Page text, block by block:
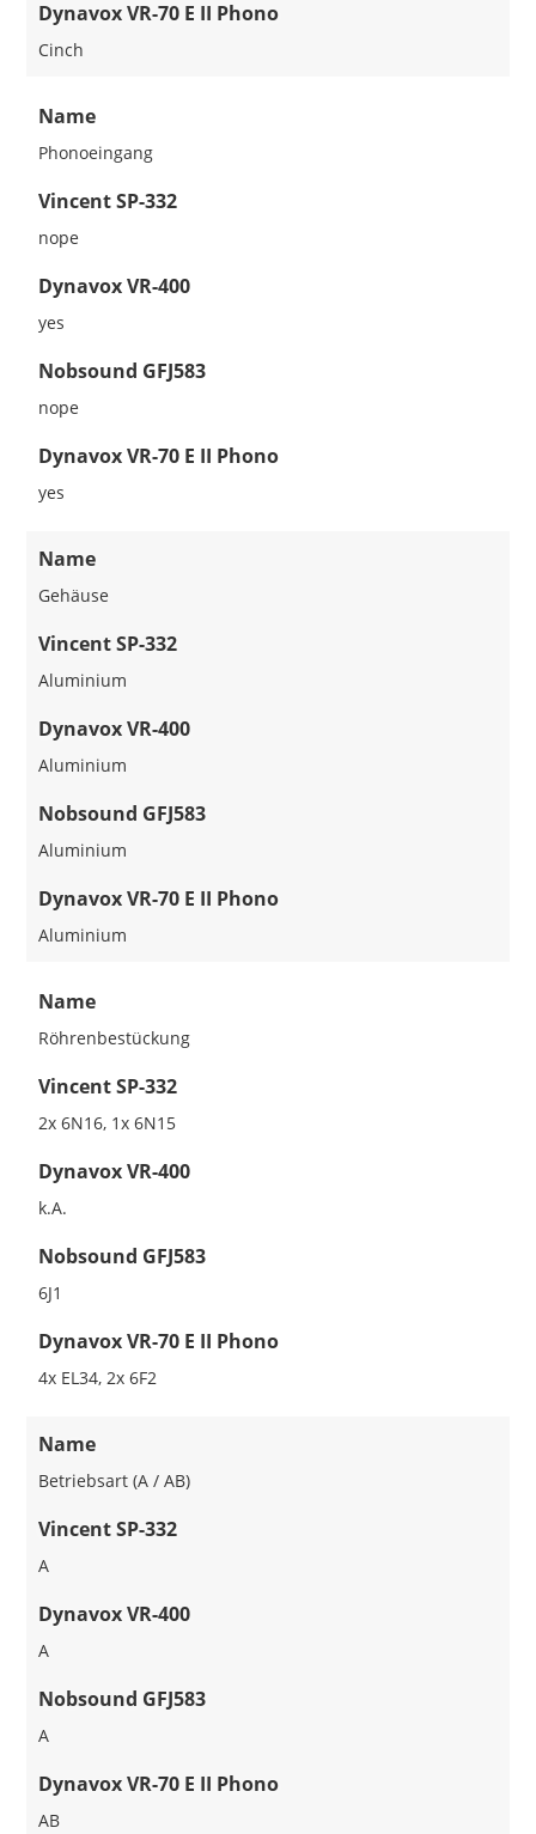
Dynavox VR-70 E II Phono
Cinch
Name
Phonoeingang
Vincent SP-332
nope
Dynavox VR-400
yes
Nobsound GFJ583
nope
Dynavox VR-70 E II Phono
yes
Name
Gehäuse
Vincent SP-332
Aluminium
Dynavox VR-400
Aluminium
Nobsound GFJ583
Aluminium
Dynavox VR-70 E II Phono
Aluminium
Name
Röhrenbestückung
Vincent SP-332
2x 6N16, 1x 6N15
Dynavox VR-400
k.A.
Nobsound GFJ583
6J1
Dynavox VR-70 E II Phono
4x EL34, 2x 6F2
Name
Betriebsart (A / AB)
Vincent SP-332
A
Dynavox VR-400
A
Nobsound GFJ583
A
Dynavox VR-70 E II Phono
AB